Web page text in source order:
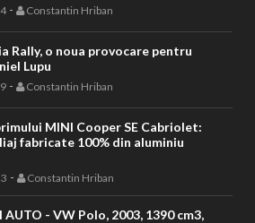
- Constantin Hriban
Rally, o noua provocare pentru
Lupu
- Constantin Hriban
MINI Cooper SE Cabriolet:
fabricate 100% din aluminiu
- Constantin Hriban
AUTO - VW Polo, 2003, 1390 cm3,